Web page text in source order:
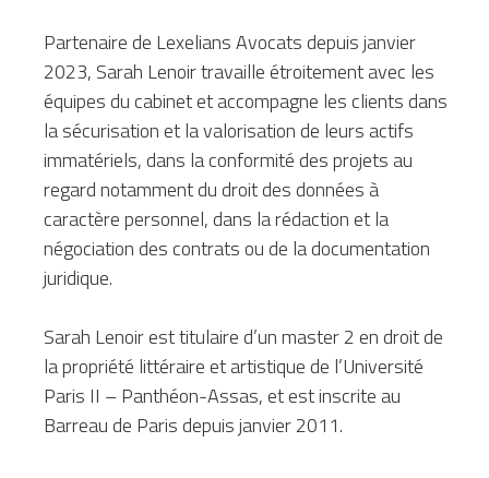
Partenaire de Lexelians Avocats depuis janvier
2023, Sarah Lenoir travaille étroitement avec les
équipes du cabinet et accompagne les clients dans
la sécurisation et la valorisation de leurs actifs
immatériels, dans la conformité des projets au
regard notamment du droit des données à
caractère personnel, dans la rédaction et la
négociation des contrats ou de la documentation
juridique.
Sarah Lenoir est titulaire d’un master 2 en droit de
la propriété littéraire et artistique de l’Université
Paris II – Panthéon-Assas, et est inscrite au
Barreau de Paris depuis janvier 2011.